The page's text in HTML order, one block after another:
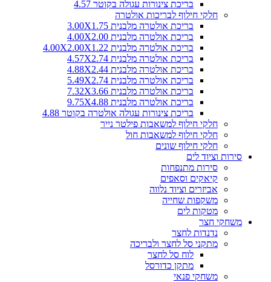
בריכת צינורות עגולה בקוטר 4.57
חלקי חילוף לבריכות אולטרה
בריכת אולטרה מלבנית 3.00X1.75
בריכת אולטרה מלבנית 4.00X2.00
בריכת אולטרה מלבנית 4.00X2.00X1.22
בריכת אולטרה מלבנית 4.57X2.74
בריכת אולטרה מלבנית 4.88X2.44
בריכת אולטרה מלבנית 5.49X2.74
בריכת אולטרה מלבנית 7.32X3.66
בריכת אולטרה מלבנית 9.75X4.88
בריכת צינורות עגולה אולטרה בקוטר 4.88
חלקי חילוף למשאבות פילטר נייר
חלקי חילוף למשאבות חול
חלקי חילוף שונים
סירות וציוד לים
סירות מתנפחות
קיאקים וסאפים
אביזרים וציוד נלווה
משקפות שחייה
מטקות לים
משחקי חצר
נדנדות לחצר
מתקני סל לחצר ולבריכה
לוח סל לחצר
מתקן כדורסל
משחקי פנאי